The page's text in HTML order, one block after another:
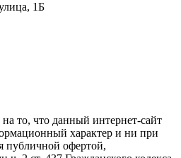
1Б
то, что данный интернет-сайт
характер и ни при
публичной офертой,